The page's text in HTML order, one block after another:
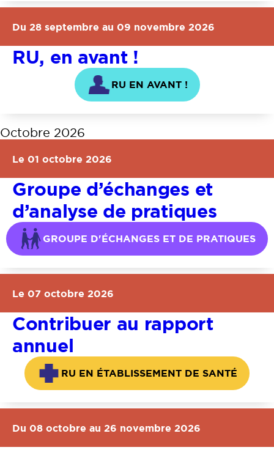
Du 28 septembre au 09 novembre 2026
RU, en avant !
RU EN AVANT !
Octobre 2026
Le 01 octobre 2026
Groupe d’échanges et
d’analyse de pratiques
GROUPE D'ÉCHANGES ET DE PRATIQUES
Le 07 octobre 2026
Contribuer au rapport
annuel
RU EN ÉTABLISSEMENT DE SANTÉ
Du 08 octobre au 26 novembre 2026